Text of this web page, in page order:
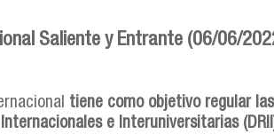
Saliente y Entrante (06/06/
tiene como objetivo regular
e Interuniversitarias